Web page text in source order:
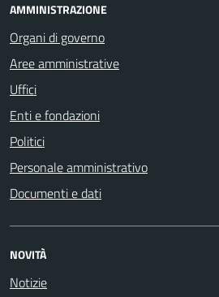
AMMINISTRAZIONE
Organi di governo
Aree amministrative
Uffici
Enti e fondazioni
Politici
Personale amministrativo
Documenti e dati
NOVITÀ
Notizie